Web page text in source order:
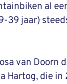
al
39 jaar)
van Doorn
Hartog, die